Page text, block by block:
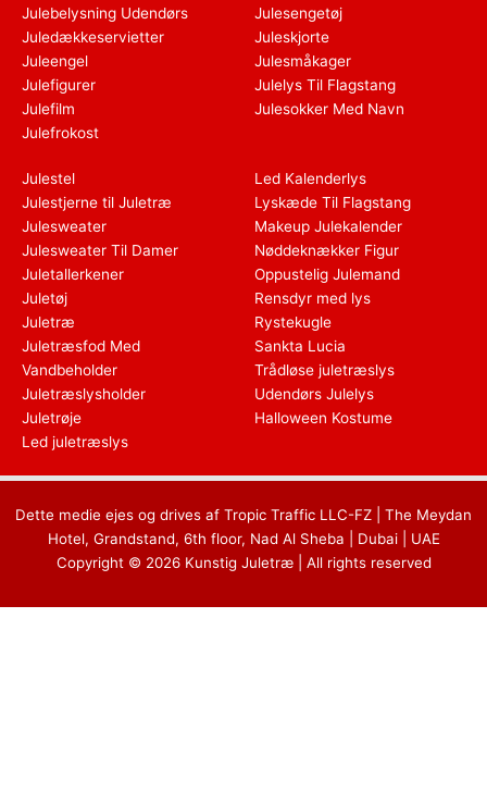
Julebelysning Udendørs
Juledækkeservietter
Juleengel
Julefigurer
Julefilm
Julefrokost
Julesengetøj
Juleskjorte
Julesmåkager
Julelys Til Flagstang
Julesokker Med Navn
Julestel
Julestjerne til Juletræ
Julesweater
Julesweater Til Damer
Juletallerkener
Juletøj
Juletræ
Juletræsfod Med
Vandbeholder
Juletræslysholder
Juletrøje
Led juletræslys
Led Kalenderlys
Lyskæde Til Flagstang
Makeup Julekalender
Nøddeknækker Figur
Oppustelig Julemand
Rensdyr med lys
Rystekugle
Sankta Lucia
Trådløse juletræslys
Udendørs Julelys
Halloween Kostume
Dette medie ejes og drives af Tropic Traffic LLC-FZ | The Meydan
Hotel, Grandstand, 6th floor, Nad Al Sheba | Dubai | UAE
Copyright © 2026 Kunstig Juletræ | All rights reserved